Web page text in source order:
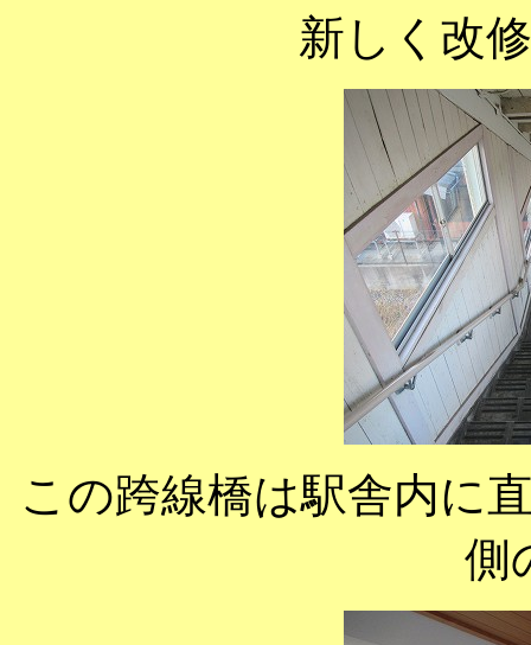
新しく改
この跨線橋は駅舎内に
側